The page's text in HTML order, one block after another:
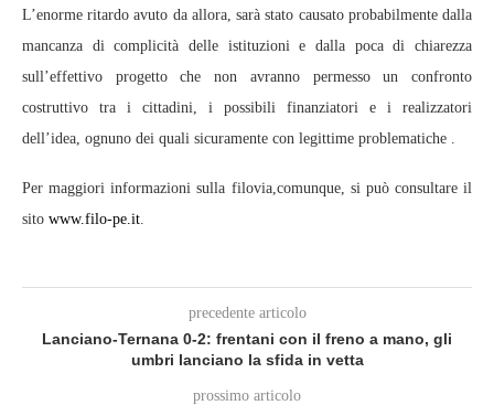
L’enorme ritardo avuto da allora, sarà stato causato probabilmente dalla
mancanza di complicità delle istituzioni e dalla poca di chiarezza
sull’effettivo progetto che non avranno permesso un confronto
costruttivo tra i cittadini, i possibili finanziatori e i realizzatori
dell’idea, ognuno dei quali sicuramente con legittime problematiche .
Per maggiori informazioni sulla filovia,comunque, si può consultare il
sito www.filo-pe.it.
precedente articolo
Lanciano-Ternana 0-2: frentani con il freno a mano, gli
umbri lanciano la sfida in vetta
prossimo articolo